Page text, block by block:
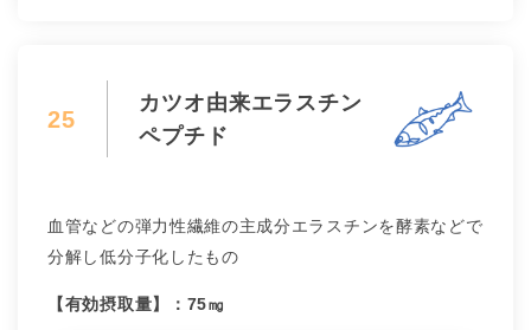
25
カツオ由来エラスチン
ペプチド
血管などの弾力性繊維の主成分エラスチンを酵素などで
分解し低分子化したもの
【有効摂取量】：75㎎